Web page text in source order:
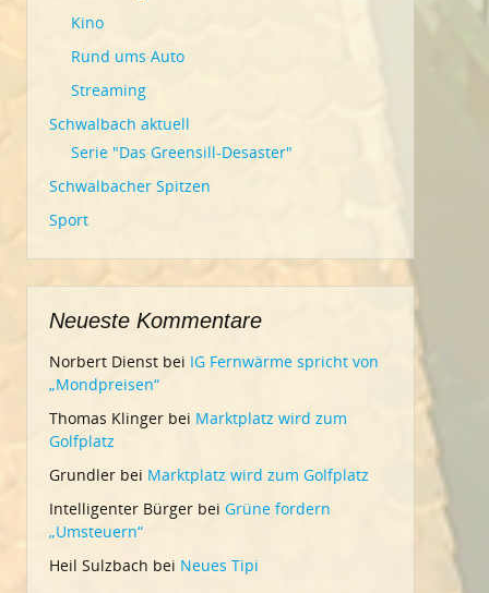
Kino
Rund ums Auto
Streaming
Schwalbach aktuell
Serie "Das Greensill-Desaster"
Schwalbacher Spitzen
Sport
Neueste Kommentare
Norbert Dienst bei IG Fernwärme spricht von
„Mondpreisen“
Thomas Klinger bei Marktplatz wird zum
Golfplatz
Grundler bei Marktplatz wird zum Golfplatz
Intelligenter Bürger bei Grüne fordern
„Umsteuern“
Heil Sulzbach bei Neues Tipi